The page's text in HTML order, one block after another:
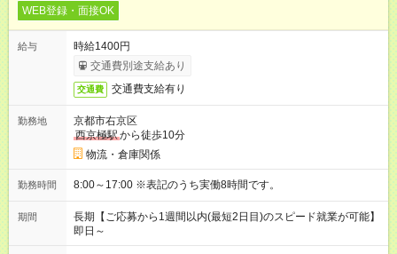
WEB登録・面接OK
給与
時給1400円
交通費別途支給あり
交通費 交通費支給有り
勤務地
京都市右京区
西京極駅から徒歩10分
物流・倉庫関係
勤務時間 8:00～17:00 ※表記のうち実働8時間です。
期間
長期【ご応募から1週間以内(最短2日目)のスピード就業が可能】
即日～